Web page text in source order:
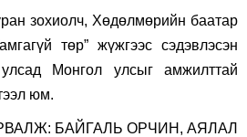
зохиолч, Хөдөлмөрийн баатар
төр” жүжгээс сэдэвлэсэн
Монгол улсыг амжилттай
юм.
БАЙГАЛЬ ОРЧИН, АЯЛАЛ